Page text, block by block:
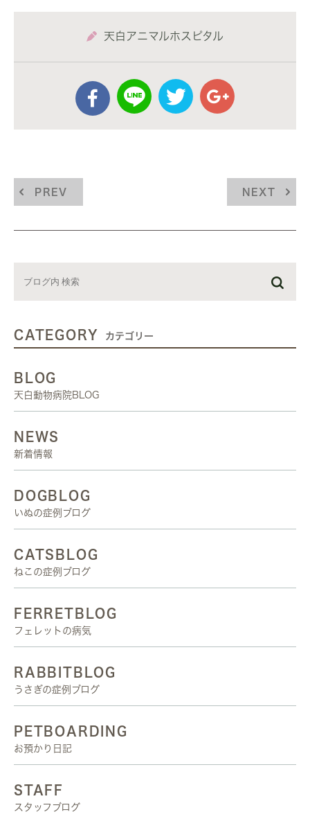
天白アニマルホスピタル
PREV NEXT
CATEGORY カテゴリー
BLOG
天白動物病院BLOG
NEWS
新着情報
DOGBLOG
いぬの症例ブログ
CATSBLOG
ねこの症例ブログ
FERRETBLOG
フェレットの病気
RABBITBLOG
うさぎの症例ブログ
PETBOARDING
お預かり日記
STAFF
スタッフブログ